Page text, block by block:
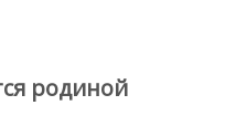
родиной